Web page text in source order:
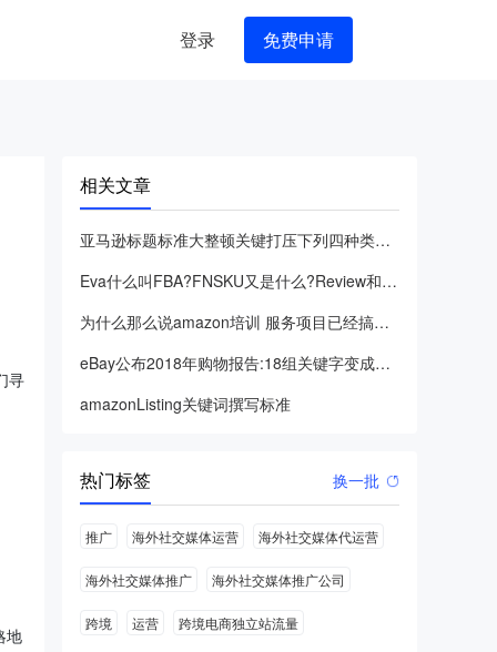
登录 免费申请
寻
地
相关文章
亚马逊标题标准大整顿关键打压下列四种类别的违反规定
Eva什么叫FBA?FNSKU又是什么?Review和Fee
为什么那么说amazon培训 服务项目已经搞不起来了,换句话
eBay公布2018年购物报告:18组关键字变成国外销售市场
amazonListing关键词撰写标准
热门标签 换一批
推广 海外社交媒体运营 海外社交媒体代运营
海外社交媒体推广 海外社交媒体推广公司
跨境 运营 跨境电商独立站流量